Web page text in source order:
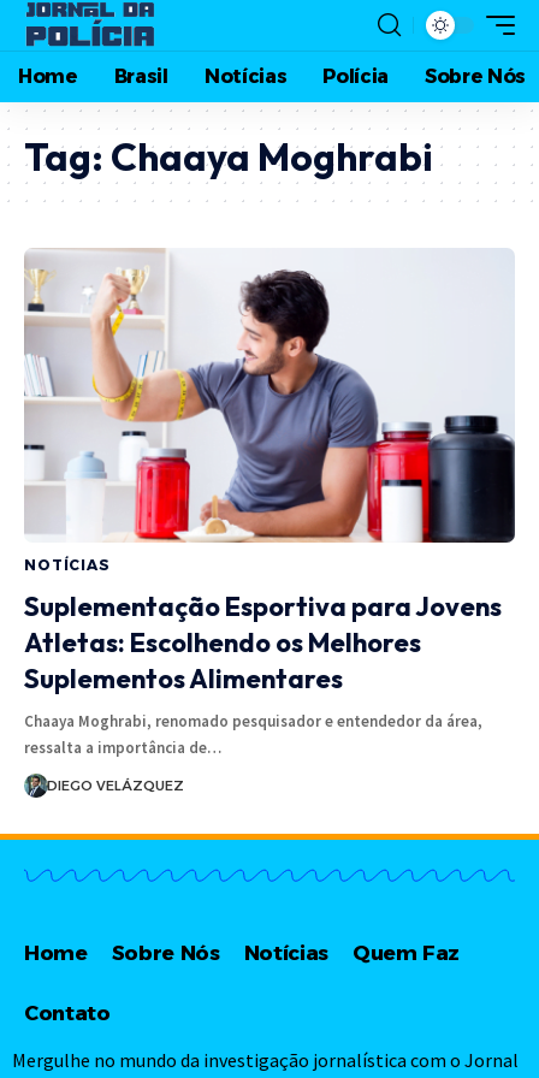
Home Brasil Notícias Polícia Sobre Nós
Tag: Chaaya Moghrabi
NOTÍCIAS
Suplementação Esportiva para Jovens
Atletas: Escolhendo os Melhores
Suplementos Alimentares
Chaaya Moghrabi, renomado pesquisador e entendedor da área,
ressalta a importância de…
DIEGO VELÁZQUEZ
Home Sobre Nós Notícias Quem Faz
Contato
Mergulhe no mundo da investigação jornalística com o Jornal